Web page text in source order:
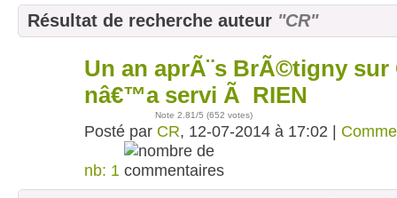
Résultat de recherche auteur "CR"
Un an aprÃ¨s BrÃ©tigny sur
nâ€™a servi Ã RIEN
Note 2.81/5 (652 votes)
Posté par CR, 12-07-2014 à 17:02 |
nb: 1